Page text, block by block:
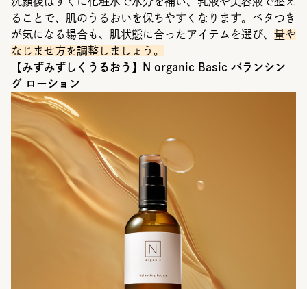
ることで、肌のうるおいを保ちやすくなります。ベタつき
が気になる場合も、肌状態に合ったアイテムを選び、 量や
なじませ方を調整しましょう。
【みずみずしくうるおう】N organic Basic バランシン
グ ローション